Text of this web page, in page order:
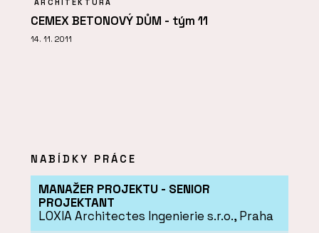
CEMEX BETONOVÝ DŮM - tým 11
14. 11. 2011
NABÍDKY PRÁCE
MANAŽER PROJEKTU - SENIOR
PROJEKTANT
LOXIA Architectes Ingenierie s.r.o., Praha